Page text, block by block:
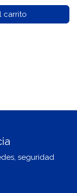
carrito
seguridad